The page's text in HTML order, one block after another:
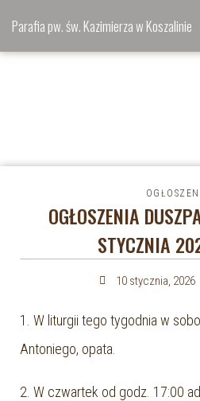
Parafia pw. św. Kazimierza w Koszalinie
OGŁOSZENIA
STYCZNIA
10 stycznia, 2026
1. W liturgii tego tygodnia w
Antoniego, opata.
2. W czwartek od godz. 17:00